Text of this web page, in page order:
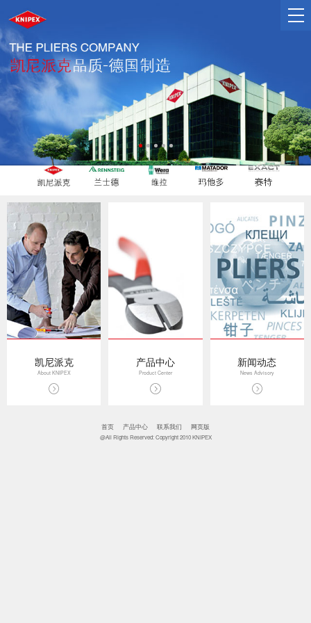
凯尼派克
About KNIPEX
产品中心
Product Center
新闻动态
News Advisory
首页 产品中心 联系我们 网页版
@All Rights Reserved: Copyright 2010 KNIPEX